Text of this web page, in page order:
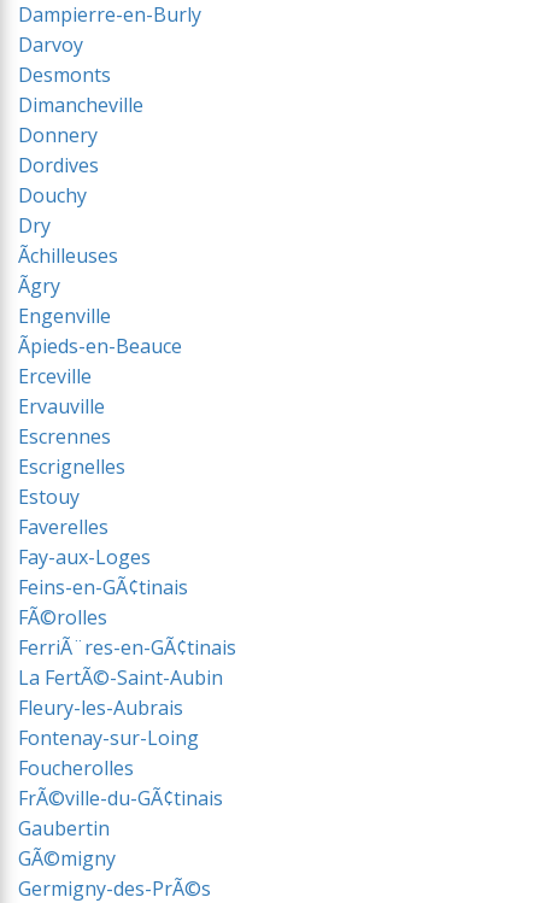
Dampierre-en-Burly
Darvoy
Desmonts
Dimancheville
Donnery
Dordives
Douchy
Dry
Ãchilleuses
Ãgry
Engenville
Ãpieds-en-Beauce
Erceville
Ervauville
Escrennes
Escrignelles
Estouy
Faverelles
Fay-aux-Loges
Feins-en-GÃ¢tinais
FÃ©rolles
FerriÃ¨res-en-GÃ¢tinais
La FertÃ©-Saint-Aubin
Fleury-les-Aubrais
Fontenay-sur-Loing
Foucherolles
FrÃ©ville-du-GÃ¢tinais
Gaubertin
GÃ©migny
Germigny-des-PrÃ©s